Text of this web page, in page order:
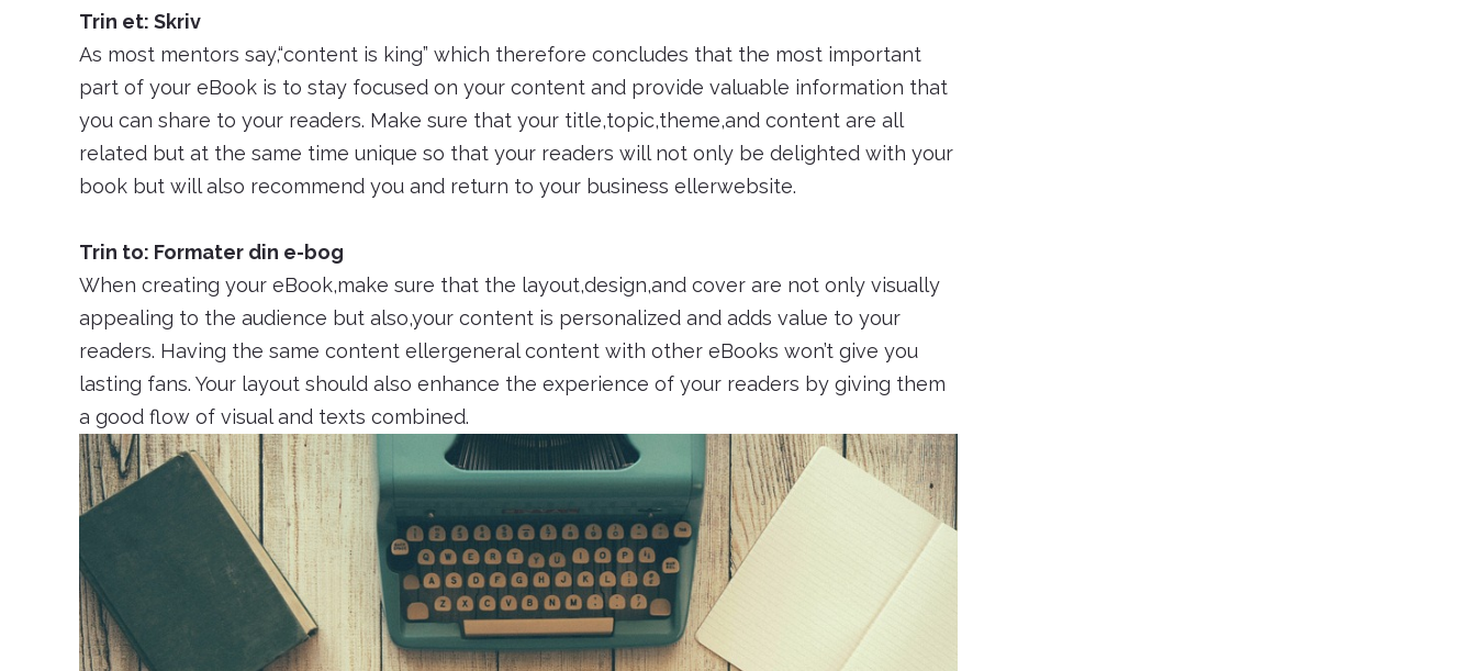
Trin et: Skriv
As most mentors say,“content is king” which therefore concludes that the most important
part of your eBook is to stay focused on your content and provide valuable information that
you can share to your readers. Make sure that your title,topic,theme,and content are all
related but at the same time unique so that your readers will not only be delighted with your
book but will also recommend you and return to your business ellerwebsite.
Trin to: Formater din e-bog
When creating your eBook,make sure that the layout,design,and cover are not only visually
appealing to the audience but also,your content is personalized and adds value to your
readers. Having the same content ellergeneral content with other eBooks won’t give you
lasting fans. Your layout should also enhance the experience of your readers by giving them
a good flow of visual and texts combined.